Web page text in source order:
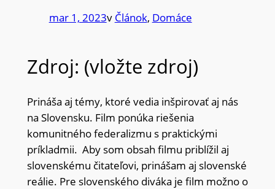
mar 1, 2023v Článok, Domáce
Zdroj: (vložte zdroj)
Prináša aj témy, ktoré vedia inšpirovať aj nás
na Slovensku. Film ponúka riešenia
komunitného federalizmu s praktickými
príkladmii. Aby som obsah filmu priblížil aj
slovenskému čitateľovi, prinášam aj slovenské
reálie. Pre slovenského diváka je film možno o